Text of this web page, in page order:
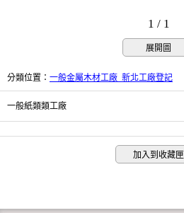
1 / 1
展開圖
分類位置 ： 一般金屬木材工廠_新北工廠登記
一般紙類類工廠
加入到收藏匣